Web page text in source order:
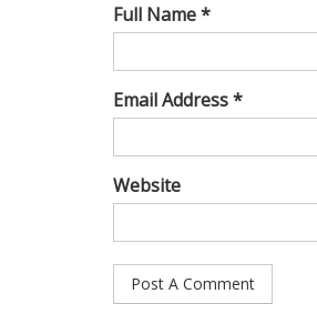
Full Name *
Email Address *
Website